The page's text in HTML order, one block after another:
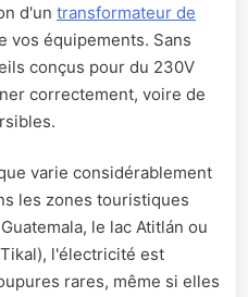
d'un transformateur de
vos équipements. Sans
conçus pour du 230V
correctement, voire de
varie considérablement
les zones touristiques
le lac Atitlán ou
l'électricité est
rares, même si elles